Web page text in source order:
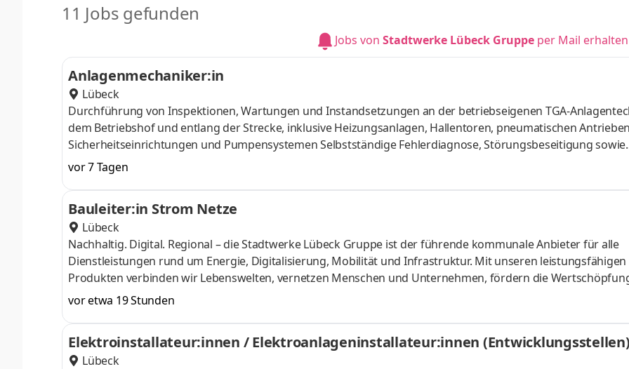
11 Jobs gefunden
Jobs von Stadtwerke Lübeck Gruppe per Mail erhalten
Anlagenmechaniker:in
Lübeck
Durchführung von Inspektionen, Wartungen und Instandsetzungen an der betriebseigenen
dem Betriebshof und entlang der Strecke, inklusive Heizungsanlagen, Hallentoren, pneumatischen
Sicherheitseinrichtungen und Pumpensystemen Selbstständige Fehlerdiagnose, Störungsbeseitigung sowie
Umsetzung technischer Verbesserungs- und Optimierungsmaßnahmen an Anlagen, wie Kompressoren,
AWAS‑Anlage, Tankanlage, Buswaschanlage und Ölabscheidern Tausch elektrischer Komponenten in
mit dem Fachbereich Reinigung und Pflege der Grundstücke / Außenanlagen Einsatz als
Erstellen von Beschilderungen aller Art
vor 7 Tagen
Bauleiter:in Strom Netze
Lübeck
Nachhaltig. Digital. Regional – die Stadtwerke Lübeck Gruppe ist der führende kommunale Anbieter für alle
Dienstleistungen rund um Energie, Digitalisierung, Mobilität und Infrastruktur. Mit unseren leistungsfähigen
Produkten verbinden wir Lebenswelten, vernetzen Menschen und Unternehmen, fördern die
und unterstützen kraftvoll und engagiert den Sport, die Bildung und das kulturelle Leben. Verantwortungsvoll,
und Mobilitätswende für die Bürger:innen in und um Lübeck. Mit rund 1.500 Mitarbeitenden zählen wir zu
größten Arbeitgebern in Schleswig-Holstein.E
vor etwa 19 Stunden
Elektroinstallateur:innen / Elektroanlageninstallateur:innen (Entwicklungsstellen)
Lübeck